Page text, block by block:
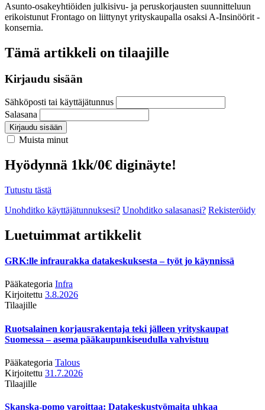
Asunto-osakeyhtiöiden julkisivu- ja peruskorjausten suunnitteluun
erikoistunut Frontago on liittynyt yrityskaupalla osaksi A-Insinöörit -
konsernia.
Tämä artikkeli on tilaajille
Kirjaudu sisään
Sähköposti tai käyttäjätunnus
Salasana
Kirjaudu sisään
Muista minut
Hyödynnä 1kk/0€ diginäyte!
Tutustu tästä
Unohditko käyttäjätunnuksesi? Unohditko salasanasi? Rekisteröidy
Luetuimmat artikkelit
GRK:lle infraurakka datakeskuksesta – työt jo käynnissä
Pääkategoria Infra
Kirjoitettu 3.8.2026
Tilaajille
Ruotsalainen korjausrakentaja teki jälleen yrityskaupat
Suomessa – asema pääkaupunkiseudulla vahvistuu
Pääkategoria Talous
Kirjoitettu 31.7.2026
Tilaajille
Skanska-pomo varoittaa: Datakeskustyömaita uhkaa